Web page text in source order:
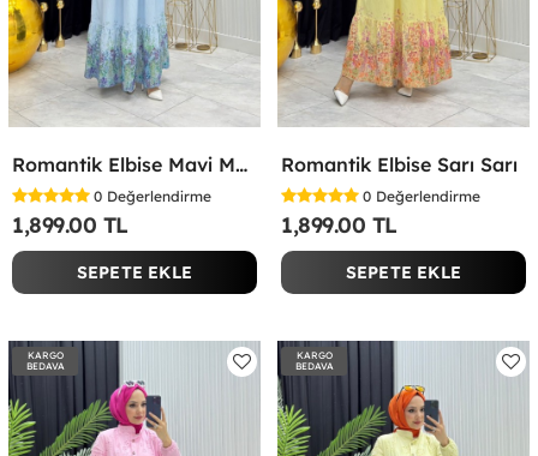
Romantik Elbise Mavi Mavi
0 Değerlendirme
1,899.00 TL
SEPETE EKLE
Romantik Elbise Sarı Sarı
0 Değerlendirme
1,899.00 TL
SEPETE EKLE
KARGO
BEDAVA
KARGO
BEDAVA